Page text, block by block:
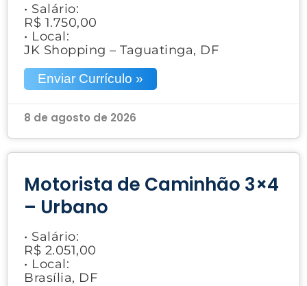
• Salário:
R$ 1.750,00
• Local:
JK Shopping – Taguatinga, DF
Enviar Currículo »
8 de agosto de 2026
Motorista de Caminhão 3×4
– Urbano
• Salário:
R$ 2.051,00
• Local:
Brasília, DF